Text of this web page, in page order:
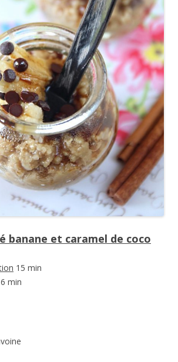
banane et caramel de coco
15 min
6 min